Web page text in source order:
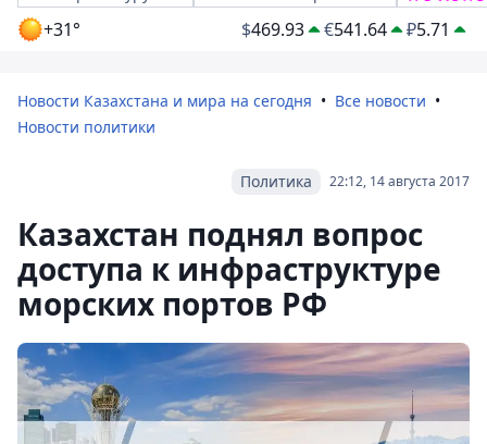
+31° $469.93 €541.64 ₽5.71
Новости Казахстана и мира на сегодня
Все новости
Новости политики
22:12, 14 августа 2017
Политика
Казахстан поднял вопрос
доступа к инфраструктуре
морских портов РФ